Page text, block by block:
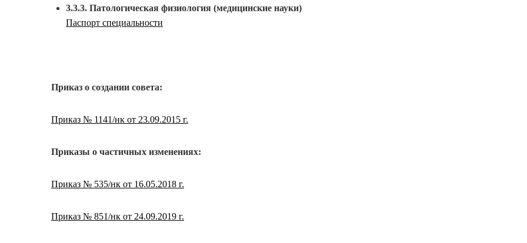
3.3.3. Патологическая физиология (медицинские науки)
Паспорт специальности
Приказ о создании совета:
Приказ № 1141/нк от 23.09.2015 г.
Приказы о частичных изменениях:
Приказ № 535/нк от 16.05.2018 г.
Приказ № 851/нк от 24.09.2019 г.